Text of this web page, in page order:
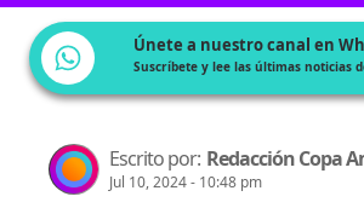
Únete a nuestro canal en
Suscríbete y lee las últimas noticias
Escrito por: Redacción Copa
Jul 10, 2024 - 10:48 pm